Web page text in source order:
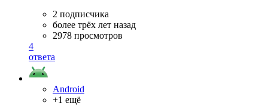
2 подписчика
более трёх лет назад
2978 просмотров
4
ответа
Android
+1 ещё